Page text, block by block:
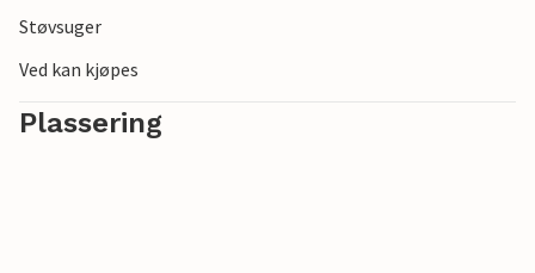
Støvsuger
Ved kan kjøpes
Plassering